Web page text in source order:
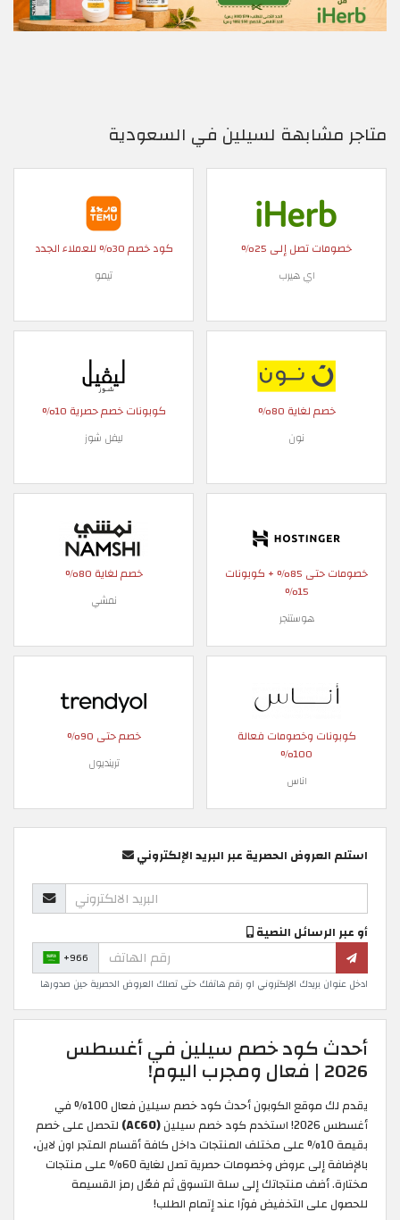
متاجر مشابهة لسيلين في السعودية
خصومات تصل إلى 25%
اي هيرب
كود خصم 30% للعملاء الجدد
تيمو
خصم لغاية 80%
نون
كوبونات خصم حصرية 10%
ليفل شوز
خصومات حتى 85% + كوبونات
15%
هوستنجر
خصم لغاية 80%
نمشي
كوبونات وخصومات فعالة
100%
اناس
خصم حتى 90%
ترينديول
استلم العروض الحصرية عبر البريد الإلكتروني
أو عبر الرسائل النصية
+966
ادخل عنوان بريدك الإلكتروني او رقم هاتفك حتى تصلك العروض الحصرية حين صدورها
أحدث كود خصم سيلين في أغسطس
2026 | فعال ومجرب اليوم!
يقدم لك موقع الكوبون أحدث كود خصم سيلين فعال 100% في
أغسطس 2026! استخدم كود خصم سيلين
(AC60)
لتحصل على خصم
بقيمة 10% على مختلف المنتجات داخل كافة أقسام المتجر اون لاين،
بالإضافة إلى عروض وخصومات حصرية تصل لغاية 60% على منتجات
مختارة. أضف منتجاتك إلى سلة التسوق ثم فعّل رمز القسيمة
للحصول على التخفيض فورًا عند إتمام الطلب!